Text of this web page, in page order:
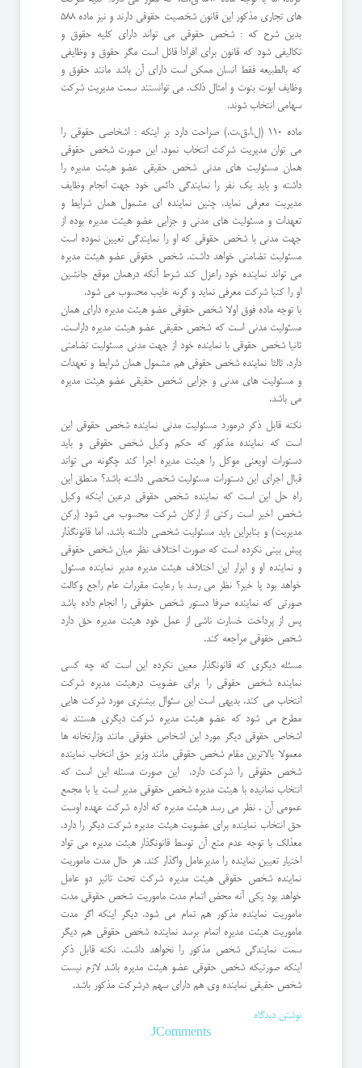
های تجاری مذكور این قانون شخصیت حقوقی دارند و نیز ماده ٥٨٨
بدین شرح كه : شخص حقوقی می تواند دارای كلیه حقوق و
تكالیفی شود كه قانون برای افرادا قائل است مگر حقوق و وظایفی
كه بالطبیعه فقط انسان ممكن است دارای آن باشد مانند حقوق و
وظایف ابوت بنوت و امثال ذلك. می توانستند سمت مدیریت شركت
سهامی انتخاب شوند.
ماده ١١٠ (ل.ا.ق.ت.) صراحت دارد بر اینكه : اشخاصی حقوقی را
می توان مدیریت شركت انتخاب نمود. این صورت شخص حقوقی
همان مسئولیت های مدنی شخص حقیقی عضو هیئت مدیره را
داشته و باید یك نفر را نمایندگی دائمی خود جهت انجام وظایف
مدیریت معرفی نماید. چنین نماینده ای مشمول همان شرایط و
تعهدات و مسئولیت های مدنی و جزایی عضو هیئت مدیره بوده از
جهت مدنی با شخص حقوقی كه او را نمایندگی تعیین نموده است
مسئولیت تضامنی خواهد داشت. شخص حقوقی عضو هیئت مدیره
می تواند نماینده خود راعزل كند شرط آنكه درهمان موقع جانشین
او را كتبا شركت معرفی نماید و گرنه غایب محسوب می شود.
با توجه ماده فوق اولا شخص حقوقی عضو هیئت مدیره دارای همان
مسئولیت مدنی است كه شخص حقیقی عضو هیئت مدیره داراست.
ثانیا شخص حقوقی با نماینده خود از جهت مدنی مسئولیت تضامنی
دارد. ثالثا نماینده شخص حقوقی هم مشمول همان شرایط و تعهدات
و مسئولیت های مدنی و جزایی شخص حقیقی عضو هیئت مدیره
می باشد.
نكته قابل ذكر درمورد مسئولیت مدنی نماینده شخص حقوقی این
است كه نماینده مذكور كه حكم وكیل شخص حقوقی و باید
دستورات اویعنی موكل را هیئت مدیره اجرا كند چگونه می تواند
قبال اجرای این دستورات مسئولیت شخصی داشته باشد؟ منطق این
راه حل این است كه نماینده شخص حقوقی درعین اینكه وكیل
شخص اخیر است ركنی از اركان شركت محسوب می شود (ركن
مدیریت) و بنابراین باید مسئولیت شخصی داشته باشد. اما قانونگذار
پیش بینی نكرده است كه صورت اختلاف نظر میان شخص حقوقی
و نماینده او و ابزار این اختلاف هیئت مدیره مدیر نماینده مسئول
خواهد بود یا خیر؟ نظر می رسد با رعایت مقررات عام راجع وكالت
صورتی كه نماینده صرفا دستور شخص حقوقی را انجام داده باشد
پس از پرداخت خسارت ناشی از عمل خود هیئت مدیره حق دارد
شخص حقوقی مراجعه كند.
مسئله دیگری كه قانونگذار معین نكرده این است كه چه كسی
نماینده شخص حقوقی را برای عضویت درهیئت مدیره شركت
انتخاب می كند. بدیهی است این سئوال بیشتری مورد شركت هایی
مطرح می شود كه عضو هیئت مدیره شركت دیگری هستند نه
اشخاص حقوقی دیگر مورد این اشخاص حقوقی مانند وزارتخانه ها
معمولا بالاترین مقام شخص حقوقی مانند وزیر حق انتخاب نماینده
شخص حقوقی را شركت دارد. این صورت مسئله این است كه
انتخاب نمانیده با هیئت مدیره شخص حقوقی مدیر است یا با مجمع
عمومی آن . نظر می رسد هیئت مدیره كه اداره شركت عهده اوست
حق انتخاب نماینده برای عضویت هیئت مدیره شركت دیگر را دارد.
معذلك با توجه عدم منع آن توسط قانونگذار هیئت مدیره می تواد
اختیار تعیین نماینده را مدیرعامل واگذار كند. هر حال مدت ماموریت
نماینده شخص حقوقی هیئت مدیره شركت تحت تاثیر دو عامل
خواهد بود یكی آنه محض اتمام مدت ماموریت شخص حقوقی مدت
ماموریت نماینده مذكور هم تمام می شود. دیگر اینكه اگر مدت
ماموریت هیئت مدیره اتمام برسد نماینده شخص حقوقی هم دیگر
سمت نمایندگی شخص مذكور را نخواهد داشت. نكته قابل ذكر
اینكه صورتیكه شخص حقوقی عضو هیئت مدیره باشد لازم نیست
شخص حقیقی نماینده وی هم دارای سهم درشركت مذكور باشد.
نوشتن دیدگاه
JComments